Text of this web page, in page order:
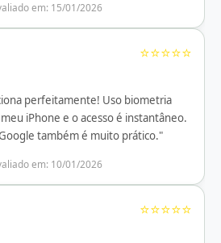
em: 15/01/2026
⭐⭐⭐⭐⭐
perfeitamente! Uso biometria
iPhone e o acesso é instantâneo.
também é muito prático."
em: 10/01/2026
⭐⭐⭐⭐⭐